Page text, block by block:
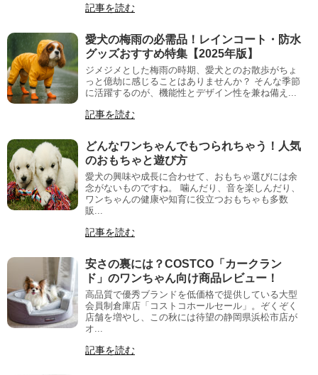
記事を読む
愛犬の梅雨の必需品！レインコート・防水
グッズおすすめ特集【2025年版】
ジメジメとした梅雨の時期、愛犬とのお散歩がちょ
っと億劫に感じることはありませんか？ そんな季節
に活躍するのが、機能性とデザイン性を兼ね備え...
記事を読む
どんなワンちゃんでもつられちゃう！人気
のおもちゃと遊び方
愛犬の興味や成長に合わせて、おもちゃ選びには余
念がないものですね。 噛んだり、音を楽しんだり、
ワンちゃんの健康や知育に役立つおもちゃも多数
販...
記事を読む
安さの裏には？COSTCO「カークラン
ド」のワンちゃん向け商品レビュー！
高品質で優秀ブランドを低価格で提供している大型
会員制倉庫店「コストコホールセール」。ぞくぞく
店舗を増やし、この秋には待望の静岡県浜松市店が
オ...
記事を読む